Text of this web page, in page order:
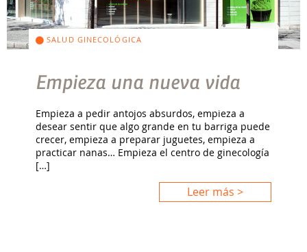
SALUD GINECOLÓGICA
Empieza una nueva vida
Empieza a pedir antojos absurdos, empieza a
desear sentir que algo grande en tu barriga puede
crecer, empieza a preparar juguetes, empieza a
practicar nanas… Empieza el centro de ginecología
[…]
Leer más >